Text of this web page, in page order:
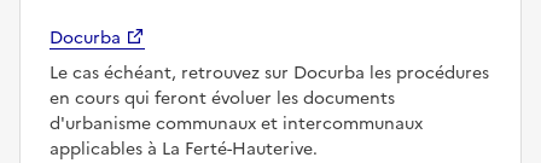
Docurba
Le cas échéant, retrouvez sur Docurba les procédures
en cours qui feront évoluer les documents
d'urbanisme communaux et intercommunaux
applicables à La Ferté-Hauterive.